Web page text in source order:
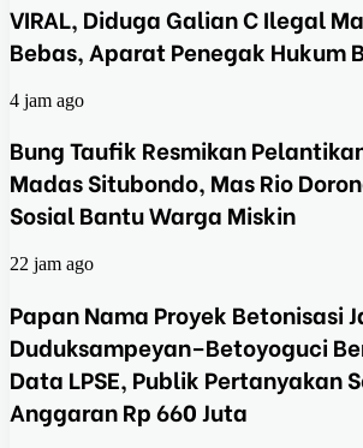
VIRAL, Diduga Galian C Ilegal
Bebas, Aparat Penegak Hukum
4 jam ago
Bung Taufik Resmikan
Madas Situbondo, Mas Rio
Sosial Bantu Warga Miskin
22 jam ago
Papan Nama Proyek Betonisasi
Duduksampeyan–Betoyoguci
Data LPSE, Publik Pertanyakan
Anggaran Rp 660 Juta